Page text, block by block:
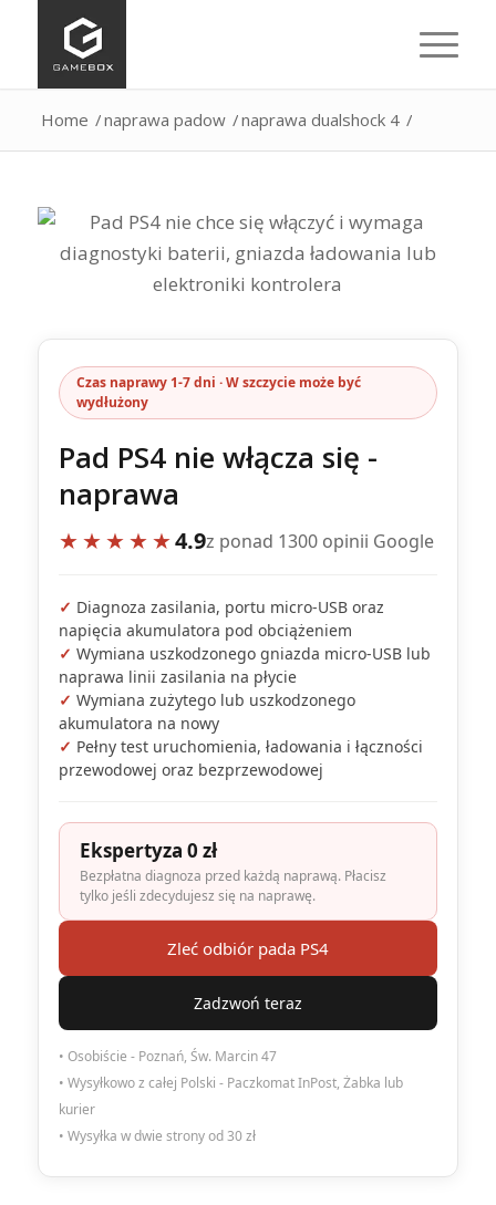
Home /naprawa padow /naprawa dualshock 4 /
Czas naprawy 1-7 dni · W szczycie może być
wydłużony
Pad PS4 nie włącza się -
naprawa
★★★★★4.9z ponad 1300 opinii Google
✓ Diagnoza zasilania, portu micro-USB oraz
napięcia akumulatora pod obciążeniem
✓ Wymiana uszkodzonego gniazda micro-USB lub
naprawa linii zasilania na płycie
✓ Wymiana zużytego lub uszkodzonego
akumulatora na nowy
✓ Pełny test uruchomienia, ładowania i łączności
przewodowej oraz bezprzewodowej
Ekspertyza 0 zł
Bezpłatna diagnoza przed każdą naprawą. Płacisz
tylko jeśli zdecydujesz się na naprawę.
Zleć odbiór pada PS4
Zadzwoń teraz
• Osobiście - Poznań, Św. Marcin 47
• Wysyłkowo z całej Polski - Paczkomat InPost, Żabka lub
kurier
• Wysyłka w dwie strony od 30 zł